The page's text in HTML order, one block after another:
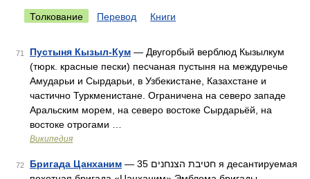
Толкование Перевод Книги
71 Пустыня Кызыл-Кум — Двугорбый верблюд Кызылкум
(тюрк. красные пески) песчаная пустыня на междуречье
Амударьи и Сырдарьи, в Узбекистане, Казахстане и
частично Туркменистане. Ограничена на северо западе
Аральским морем, на северо востоке Сырдарьёй, на
востоке отрогами …
Википедия
72 Бригада Цанханим — חטיבת הצנחנים 35 я десантируемая